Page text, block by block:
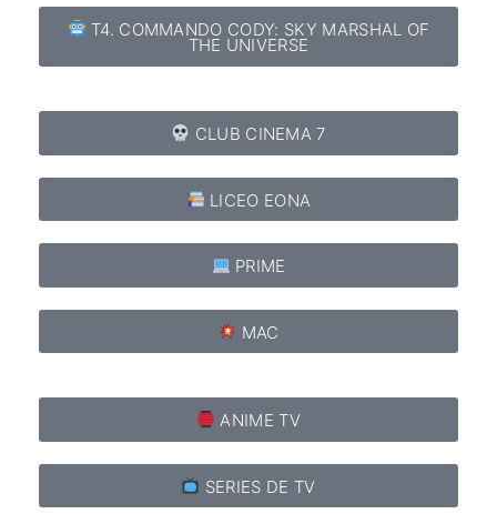
T4. COMMANDO CODY: SKY MARSHAL OF
THE UNIVERSE
CLUB CINEMA 7
LICEO EONA
PRIME
MAC
ANIME TV
SERIES DE TV